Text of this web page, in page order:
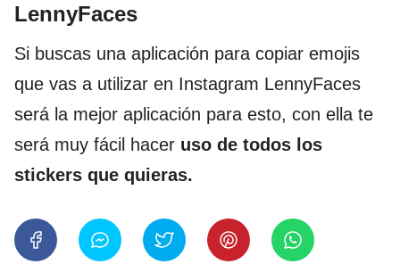
LennyFaces
Si buscas una aplicación para copiar emojis
que vas a utilizar en Instagram LennyFaces
será la mejor aplicación para esto, con ella te
será muy fácil hacer uso de todos los
stickers que quieras.